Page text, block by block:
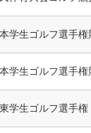
学生ゴルフ選手権
学生ゴルフ選手権
学生ゴルフ選手権